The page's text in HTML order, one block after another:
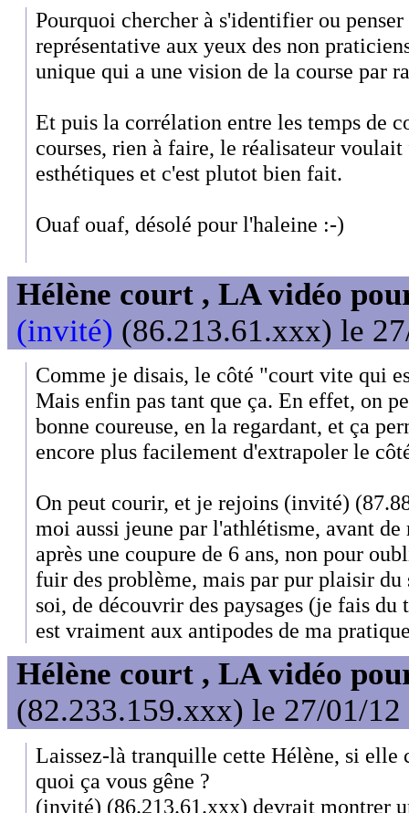
Pourquoi chercher à s'identifier ou penser
représentative aux yeux des non
unique qui a une vision de la course par
Et puis la corrélation entre les temps de
courses, rien à faire, le réalisateur voulait
esthétiques et c'est plutot bien fait.
Ouaf ouaf, désolé pour l'haleine :-)
Hélène court , LA vidéo
(invité) (86.213.61.xxx) le
Comme je disais, le côté "court vite qui
Mais enfin pas tant que ça. En effet, on
bonne coureuse, en la regardant, et ça
encore plus facilement d'extrapoler le
On peut courir, et je rejoins (invité)
moi aussi jeune par l'athlétisme, avant
après une coupure de 6 ans, non pour
fuir des problème, mais par pur plaisir du
soi, de découvrir des paysages (je fais
est vraiment aux antipodes de ma
Hélène court , LA vidéo
(82.233.159.xxx) le 27/01/12
Laissez-là tranquille cette Hélène, si elle
quoi ça vous gêne ?
(invité) (86.213.61.xxx) devrait montrer